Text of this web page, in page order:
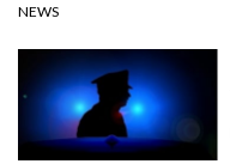
NEWS